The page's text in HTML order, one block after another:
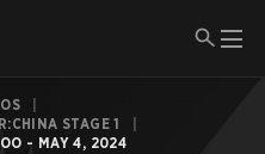
STAGE 1
- MAY 4, 2024